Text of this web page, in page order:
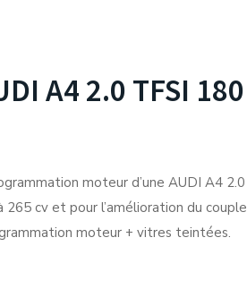
A4 2.0 TFSI 180
moteur d’une AUDI A4 2.0
cv et pour l’amélioration du couple
moteur + vitres teintées.